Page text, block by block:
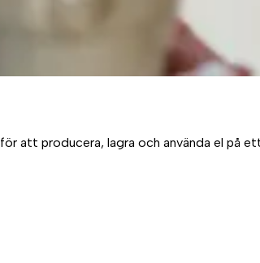
att producera, lagra och använda el